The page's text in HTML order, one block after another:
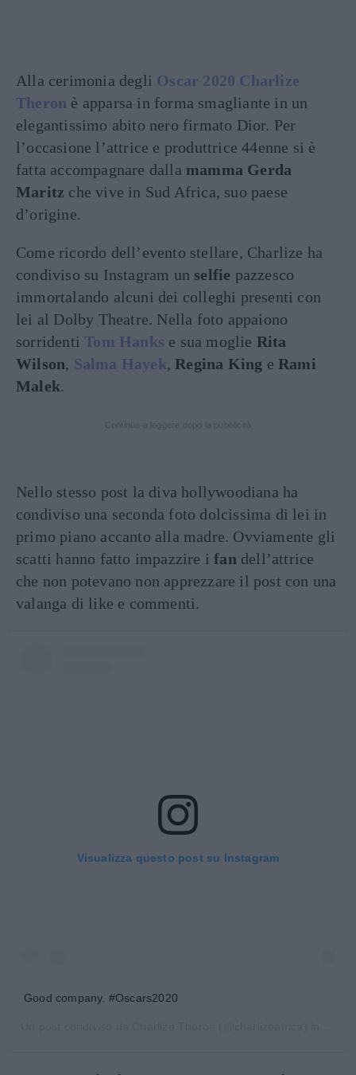
Alla cerimonia degli Oscar 2020 Charlize
Theron è apparsa in forma smagliante in un
elegantissimo abito nero firmato Dior. Per
l’occasione l’attrice e produttrice 44enne si è
fatta accompagnare dalla mamma Gerda
Maritz che vive in Sud Africa, suo paese
d’origine.
Come ricordo dell’evento stellare, Charlize ha
condiviso su Instagram un selfie pazzesco
immortalando alcuni dei colleghi presenti con
lei al Dolby Theatre. Nella foto appaiono
sorridenti Tom Hanks e sua moglie Rita
Wilson, Salma Hayek, Regina King e Rami
Malek.
Nello stesso post la diva hollywoodiana ha
condiviso una seconda foto dolcissima di lei in
primo piano accanto alla madre. Ovviamente gli
scatti hanno fatto impazzire ifan dell’attrice
che non potevano non apprezzare il post con una
valanga di like e commenti.
Visualizza questo post su Instagram
Good company. #Oscars2020